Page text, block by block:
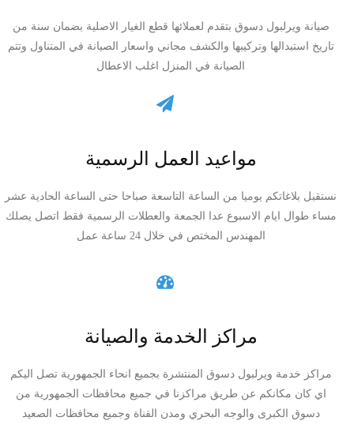
صيانة ويرلبول دسوق بتقدم لعملائها قطع الغيار الاصلية بضمان سنة من
تاريخ استبدالها وتركيبها والكشف مجاني واسعار الصيانة في المتناول وتتم
الصيانة في المنزل اغلب الاعطال
مواعيد العمل الرسمية
نستقبل بلاغاتكم يوميا من الساعة التاسعة صباحا حتى الساعة الحادية عشر
مساء طوال ايام الاسبوع عدا الجمعة والعطلات الرسمية فقط اتصل يصلك
المهندس المختص في خلال 24 ساعة عمل
مراكز الخدمة والصيانة
مراكز خدمة ويرلبول دسوق المنتشرة بجميع انحاء الجمهورية تصل اليكم
اي كان مكانكم عن طريق مراكزنا في جميع محافظات الجمهورية من
دسوق الكبرى والوجه البحري ومدن القناة وجميع محافظات الصعيد